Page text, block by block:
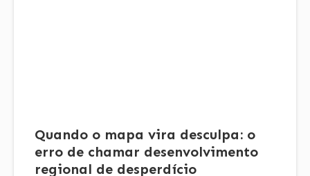
Quando o mapa vira desculpa: o
erro de chamar desenvolvimento
regional de desperdício